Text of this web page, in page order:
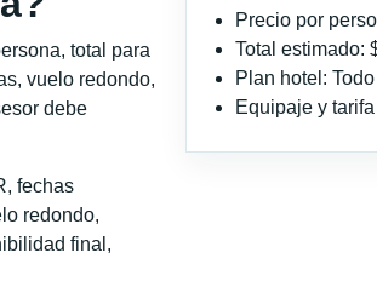
total para
vuelo redondo,
debe
fechas
redondo,
final,
Precio por
Total estimado:
Plan hotel:
Equipaje y